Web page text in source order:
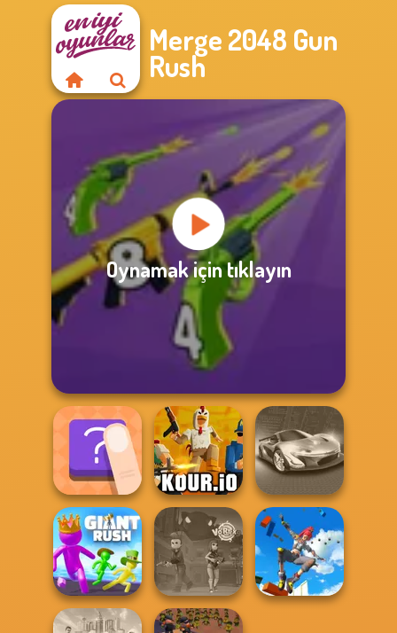
Merge 2048 Gun
Rush
Oynamak için tıklayın
The Shape Kour.io Grand Cyber City